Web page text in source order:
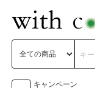
キャンペーン